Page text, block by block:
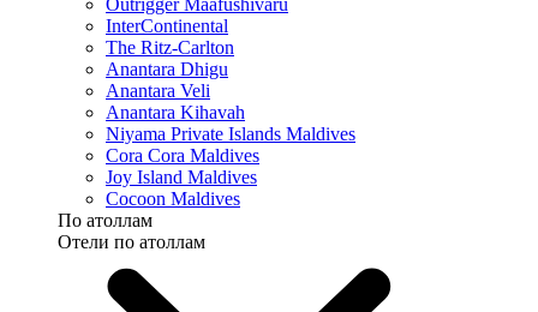
Outrigger Maafushivaru
InterContinental
The Ritz-Carlton
Anantara Dhigu
Anantara Veli
Anantara Kihavah
Niyama Private Islands Maldives
Cora Cora Maldives
Joy Island Maldives
Cocoon Maldives
По атоллам
Отели по атоллам